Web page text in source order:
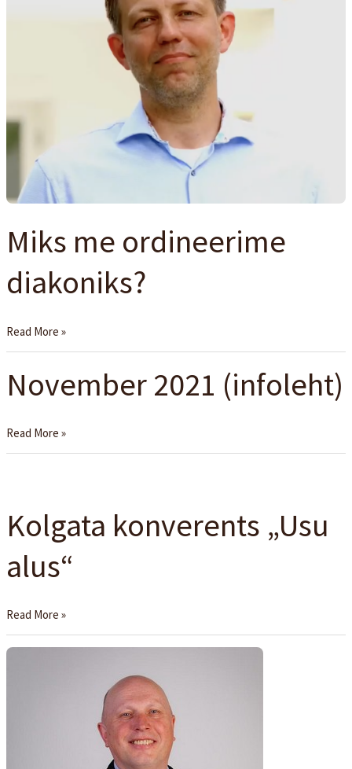
Miks me ordineerime
diakoniks?
Read More »
November 2021 (infoleht)
November
2021
Read More »
Kolgata konverents „Usu
alus“
„Usu
alus“
Read More »